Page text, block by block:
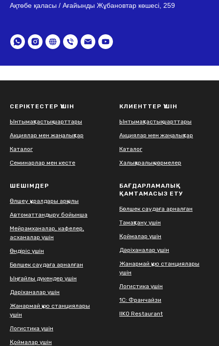
Ақтөбе қаласы / Ағайынды Жұбановтар көшесі, 259
СЕРІКТЕСТЕР ҮШІН
Ынтымақтастық шарттары
Акциялар мен жаңалықтар
Каталог
Семинарлар мен кесте
КЛИЕНТТЕР ҮШІН
Ынтымақтастық шарттары
Акциялар мен жаңалықтар
Каталог
Халықаралық көрмелер
ШЕШІМДЕР
Өлшеу құралдары арқылы
Автоматтандыру бойынша
Мейрамханалар, кафелер,
асханалар үшін
Өндіріс үшін
Бөлшек саудаға арналған
Ыңғайлы дүкендер үшін
Дәріханалар үшін
Жанармай құю станциялары
үшін
Логистика үшін
Қоймалар үшін
БАҒДАРЛАМАЛЫҚ
ҚАМТАМАСЫЗ ЕТУ
Бөлшек саудаға арналған
Тамақтану үшін
Қоймалар үшін
Дәріханалар үшін
Жанармай құю станциялары
үшін
Логистика үшін
1С: Франчайзи
IIKO Restaurant